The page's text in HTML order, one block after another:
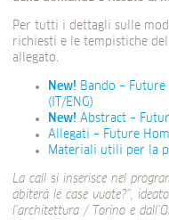
Per tutti i dettagli sulle
richiesti e le tempistiche
allegato.
New! Bando – Future
(IT/ENG)
New! Abstract –
Allegati – Future
Materiali utili per la
La call si inserisce nel
abiterà le case vuote?”,
l’architettura / Torino e